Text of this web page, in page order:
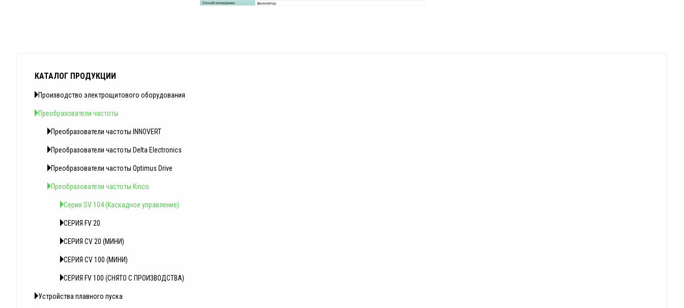
КАТАЛОГ ПРОДУКЦИИ
Производство электрощитового оборудования
Преобразователи частоты
Преобразователи частоты INNOVERT
Преобразователи частоты Delta Electronics
Преобразователи частоты Optimus Drive
Преобразователи частоты Kinco
Серия SV 104 (Каскадное управление)
СЕРИЯ FV 20
СЕРИЯ CV 20 (МИНИ)
СЕРИЯ СV 100 (МИНИ)
СЕРИЯ FV 100 (СНЯТО С ПРОИЗВОДСТВА)
Устройства плавного пуска